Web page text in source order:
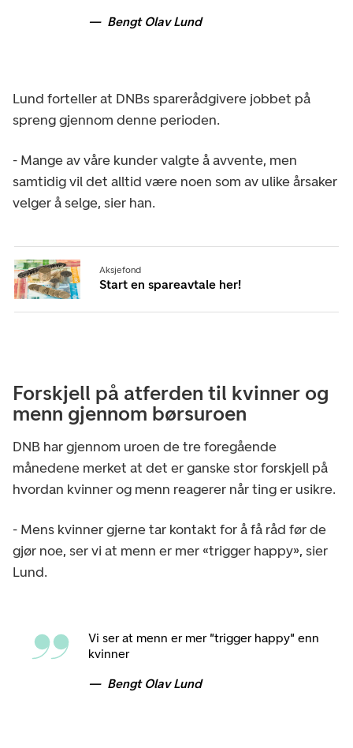
Bengt Olav Lund
Lund forteller at DNBs sparerådgivere jobbet på
spreng gjennom denne perioden.
- Mange av våre kunder valgte å avvente, men
samtidig vil det alltid være noen som av ulike årsaker
velger å selge, sier han.
Aksjefond
Start en spareavtale her!
Forskjell på atferden til kvinner og
menn gjennom børsuroen
DNB har gjennom uroen de tre foregående
månedene merket at det er ganske stor forskjell på
hvordan kvinner og menn reagerer når ting er usikre.
- Mens kvinner gjerne tar kontakt for å få råd før de
gjør noe, ser vi at menn er mer «trigger happy», sier
Lund.
Vi ser at menn er mer "trigger happy" enn
kvinner
Bengt Olav Lund